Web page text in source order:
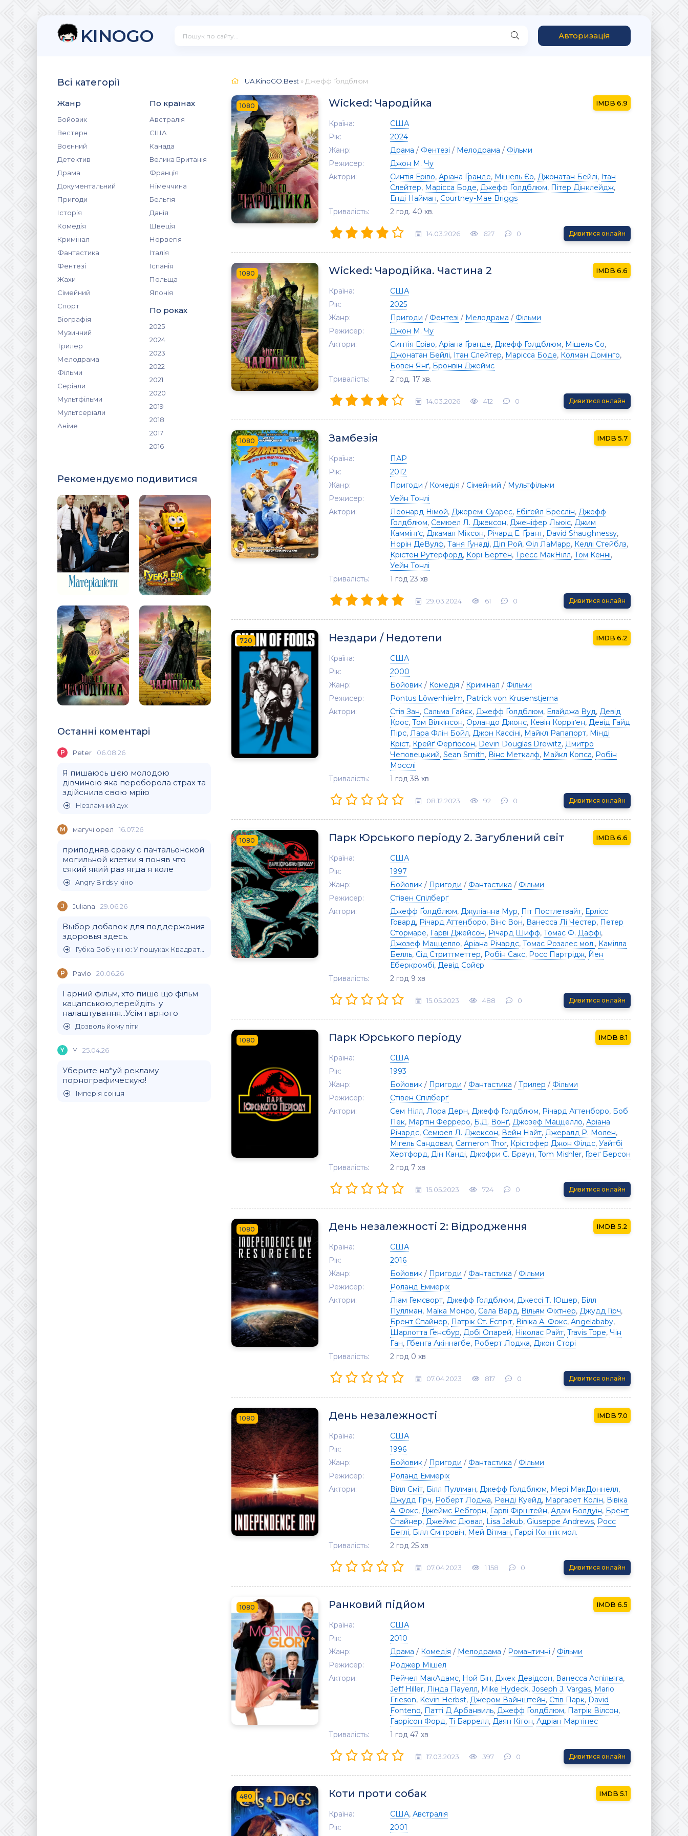
KINOGO Авторизація
Всі категорії
Жанр
Бойовик
Вестерн
Воєнний
Детектив
Драма
Документальний
Пригоди
Історія
Комедія
Кримінал
Фантастика
Фентезі
Жахи
Сімейний
Спорт
Біографія
Музичний
Трилер
Мелодрама
Фільми
Серіали
Мультфільми
Мультсеріали
Аніме
По країнах
Австралія
США
Канада
Велика Британія
Франція
Німеччина
Бельгія
Данія
Швеція
Норвегія
Італія
Іспанія
Польща
Японія
По роках
2025
2024
2023
2022
2021
2020
2019
2018
2017
2016
Рекомендуємо подивитися
Останні коментарі
P Peter 06.08.26
Я пишаюсь цією молодою
дівчиною яка переборола страх та
здійснила свою мрію
Незламний дух
М магучi орел 16.07.26
приподняв сраку с пачтальонской
могильной клетки я поняв что
сякий який раз ягда я коле
Angry Birds у кіно
J Juliana 29.06.26
Выбор добавок для поддержания
здоровья здесь.
Губка Боб у кіно: У пошуках Квадратних Штанів
P Pavlo 20.06.26
Гарний фільм, хто пише що фільм
кацапською,перейдіть у
налаштування...Усім гарного
Дозволь йому піти
Y Y 25.04.26
Уберите на*уй рекламу
порнографическую!
Імперія сонця
UA.KinoGO.Best » Джефф Ґолдблюм
1080 Wicked: Чародійка 6.9
Країна:
США
Рік:
2024
Жанр:
Драма / Фентезі / Мелодрама / Фільми
Режисер:
Джон М. Чу
Актори:
Синтія Еріво, Аріана Ґранде, Мішель Єо, Джонатан Бейлі, Ітан
Слейтер, Марісса Боде, Джефф Ґолдблюм, Пітер Дінклейдж,
Енді Найман, Courtney-Mae Briggs
Тривалість:
2 год. 40 хв.
14.03.2026 627 0 Дивитися онлайн
1080 Wicked: Чародійка. Частина 2 6.6
Країна:
США
Рік:
2025
Жанр:
Пригоди / Фентезі / Мелодрама / Фільми
Режисер:
Джон М. Чу
Актори:
Синтія Еріво, Аріана Ґранде, Джефф Ґолдблюм, Мішель Єо,
Джонатан Бейлі, Ітан Слейтер, Марісса Боде, Колман Домінго,
Бовен Янґ, Бронвін Джеймс
Тривалість:
2 год. 17 хв.
14.03.2026 412 0 Дивитися онлайн
1080 Замбезія 5.7
Країна:
ПАР
Рік:
2012
Жанр:
Пригоди / Комедія / Сімейний / Мультфільми
Режисер:
Уейн Тонлі
Актори:
Леонард Німой, Джеремі Суарес, Ебіґейл Бреслін, Джефф
Ґолдблюм, Семюел Л. Джексон, Дженіфер Льюіс, Джим
Каммінґс, Джамал Міксон, Річард Е. Ґрант, David Shaughnessy,
Норін ДеВулф, Таня Ґунаді, Діп Рой, Філ ЛаМарр, Келлі Стейблз,
Крістен Рутерфорд, Корі Бертен, Тресс МакНілл, Том Кенні,
Уейн Тонлі
Тривалість:
1 год 23 хв
29.03.2024 61 0 Дивитися онлайн
720 Нездари / Недотепи 6.2
Країна:
США
Рік:
2000
Жанр:
Бойовик / Комедія / Кримінал / Фільми
Режисер:
Pontus Löwenhielm, Patrick von Krusenstjerna
Актори:
Стів Зан, Сальма Гайєк, Джефф Ґолдблюм, Елайджа Вуд, Девід
Крос, Том Вілкінсон, Орландо Джонс, Кевін Корріґен, Девід Гайд
Пірс, Лара Флін Бойл, Джон Кассіні, Майкл Рапапорт, Мінді
Кріст, Крейґ Ферґюсон, Devin Douglas Drewitz, Дмитро
Чеповецький, Sean Smith, Вінс Меткалф, Майкл Копса, Робін
Мосслі
Тривалість:
1 год 38 хв
08.12.2023 92 0 Дивитися онлайн
1080 Парк Юрського періоду 2. Загублений світ 6.6
Країна:
США
Рік:
1997
Жанр:
Бойовик / Пригоди / Фантастика / Фільми
Режисер:
Стівен Спілберґ
Актори:
Джефф Ґолдблюм, Джуліанна Мур, Піт Постлетвайт, Ерлісс
Говард, Річард Аттенборо, Вінс Вон, Ванесса Лі Честер, Петер
Стормаре, Гарві Джейсон, Річард Шифф, Томас Ф. Даффі,
Джозеф Маццелло, Аріана Річардс, Томас Розалес мол., Камілла
Белль, Сід Стриттметтер, Робін Сакс, Росс Партрідж, Йен
Еберкромбі, Девід Сойєр
Тривалість:
2 год 9 хв
15.05.2023 488 0 Дивитися онлайн
1080 Парк Юрського періоду 8.1
Країна:
США
Рік:
1993
Жанр:
Бойовик / Пригоди / Фантастика / Трилер / Фільми
Режисер:
Стівен Спілберґ
Актори:
Сем Нілл, Лора Дерн, Джефф Ґолдблюм, Річард Аттенборо, Боб
Пек, Мартін Ферреро, Б.Д. Вонґ, Джозеф Маццелло, Аріана
Річардс, Семюел Л. Джексон, Вейн Найт, Джералд Р. Молен,
Мігель Сандовал, Cameron Thor, Крістофер Джон Філдс, Уайтбі
Хертфорд, Дін Канді, Джофри С. Браун, Tom Mishler, Ґреґ Берсон
Тривалість:
2 год 7 хв
15.05.2023 724 0 Дивитися онлайн
1080 День незалежності 2: Відродження 5.2
Країна:
США
Рік:
2016
Жанр:
Бойовик / Пригоди / Фантастика / Фільми
Режисер:
Роланд Еммеріх
Актори:
Ліам Гемсворт, Джефф Ґолдблюм, Джессі Т. Юшер, Білл
Пуллман, Маїка Монро, Села Вард, Вільям Фіхтнер, Джудд Гірч,
Брент Спайнер, Патрік Ст. Еспріт, Вівіка А. Фокс, Angelababy,
Шарлотта Ґенсбур, Добі Опарей, Ніколас Райт, Travis Tope, Чін
Ган, Гбенга Акіннагбе, Роберт Лоджа, Джон Сторі
Тривалість:
2 год 0 хв
07.04.2023 817 0 Дивитися онлайн
1080 День незалежності 7.0
Країна:
США
Рік:
1996
Жанр:
Бойовик / Пригоди / Фантастика / Фільми
Режисер:
Роланд Еммеріх
Актори:
Вілл Сміт, Білл Пуллман, Джефф Ґолдблюм, Мері МакДоннелл,
Джудд Гірч, Роберт Лоджа, Ренді Куейд, Маргарет Колін, Вівіка
А. Фокс, Джеймс Ребгорн, Гарві Фірштейн, Адам Болдуін, Брент
Спайнер, Джеймс Дювал, Lisa Jakub, Giuseppe Andrews, Росс
Беглі, Білл Смітровіч, Мей Вітман, Гаррі Коннік мол.
Тривалість:
2 год 25 хв
07.04.2023 1 158 0 Дивитися онлайн
1080 Ранковий підйом 6.5
Країна:
США
Рік:
2010
Жанр:
Драма / Комедія / Мелодрама / Романтичні / Фільми
Режисер:
Роджер Мішел
Актори:
Рейчел МакАдамс, Ной Бін, Джек Девідсон, Ванесса Аспільяга,
Jeff Hiller, Лінда Пауелл, Mike Hydeck, Joseph J. Vargas, Mario
Frieson, Kevin Herbst, Джером Вайнштейн, Стів Парк, David
Fonteno, Патті Д Арбанвиль, Джефф Ґолдблюм, Патрік Вілсон,
Гаррісон Форд, Ті Баррелл, Даян Кітон, Адріан Мартінес
Тривалість:
1 год 47 хв
17.03.2023 397 0 Дивитися онлайн
480 Коти проти собак 5.1
Країна: США, Австралія
Рік:
2001